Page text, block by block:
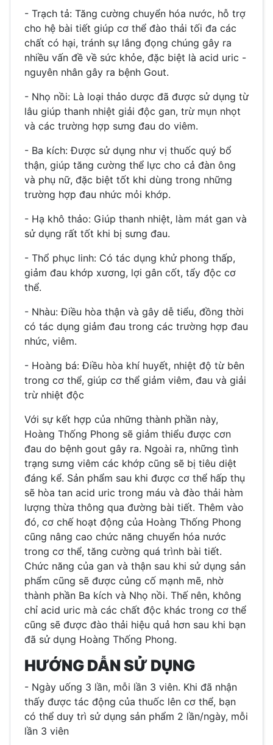
- Trạch tả: Tăng cường chuyển hóa nước, hỗ trợ
cho hệ bài tiết giúp cơ thể đào thải tối đa các
chất có hại, tránh sự lắng đọng chúng gây ra
nhiều vấn đề về sức khỏe, đặc biệt là acid uric -
nguyên nhân gây ra bệnh Gout.
- Nhọ nồi: Là loại thảo dược đã được sử dụng từ
lâu giúp thanh nhiệt giải độc gan, trừ mụn nhọt
và các trường hợp sưng đau do viêm.
- Ba kích: Được sử dụng như vị thuốc quý bổ
thận, giúp tăng cường thể lực cho cả đàn ông
và phụ nữ, đặc biệt tốt khi dùng trong những
trường hợp đau nhức mỏi khớp.
- Hạ khô thảo: Giúp thanh nhiệt, làm mát gan và
sử dụng rất tốt khi bị sưng đau.
- Thổ phục linh: Có tác dụng khử phong thấp,
giảm đau khớp xương, lợi gân cốt, tẩy độc cơ
thể.
- Nhàu: Điều hòa thận và gây dễ tiểu, đồng thời
có tác dụng giảm đau trong các trường hợp đau
nhức, viêm.
- Hoàng bá: Điều hòa khí huyết, nhiệt độ từ bên
trong cơ thể, giúp cơ thể giảm viêm, đau và giải
trừ nhiệt độc
Với sự kết hợp của những thành phần này,
Hoàng Thống Phong sẽ giảm thiểu được cơn
đau do bệnh gout gây ra. Ngoài ra, những tình
trạng sưng viêm các khớp cũng sẽ bị tiêu diệt
đáng kể. Sản phẩm sau khi được cơ thể hấp thụ
sẽ hòa tan acid uric trong máu và đào thải hàm
lượng thừa thông qua đường bài tiết. Thêm vào
đó, cơ chế hoạt động của Hoàng Thống Phong
cũng nâng cao chức năng chuyển hóa nước
trong cơ thể, tăng cường quá trình bài tiết.
Chức năng của gan và thận sau khi sử dụng sản
phẩm cũng sẽ được củng cố mạnh mẽ, nhờ
thành phần Ba kích và Nhọ nồi. Thế nên, không
chỉ acid uric mà các chất độc khác trong cơ thể
cũng sẽ được đào thải hiệu quả hơn sau khi bạn
đã sử dụng Hoàng Thống Phong.
HƯỚNG DẪN SỬ DỤNG
- Ngày uống 3 lần, mỗi lần 3 viên. Khi đã nhận
thấy được tác động của thuốc lên cơ thể, bạn
có thể duy trì sử dụng sản phẩm 2 lần/ngày, mỗi
lần 3 viên